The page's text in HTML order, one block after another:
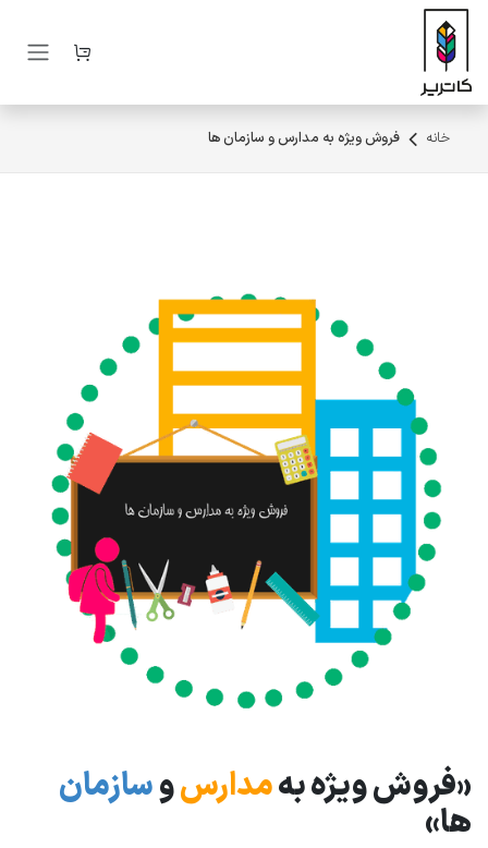
صرف نظر و مشاهده محتوا
خانه فروش ویژه به مدارس و سازمان ها
«فروش ویژه بهمدارسوسازمان
ها»